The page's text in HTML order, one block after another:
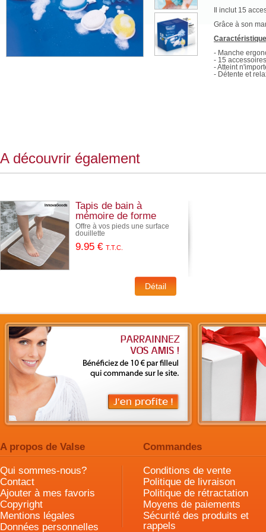
Il inclut 15
Grâce à son
- Manche
- 15 accessoires
- Atteint
- Détente et
A découvrir également
Tapis de bain à
mémoire de forme
Offre à vos pieds une surface
douillette
9.95 € T.T.C.
A propos de Valse Commandes
Qui sommes-nous?
Contact
Ajouter à mes favoris
Copyright
Mentions légales
Données personnelles
Conditions de vente
Politique de livraison
Politique de rétractation
Moyens de paiements
Sécurité des produits et
rappels